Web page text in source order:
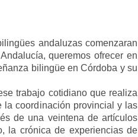
andaluzas comenzaran
queremos ofrecer en
bilingüe en Córdoba y su
trabajo cotidiano que realiza
la coordinación provincial y las
de una veintena de artículos
la crónica de experiencias de